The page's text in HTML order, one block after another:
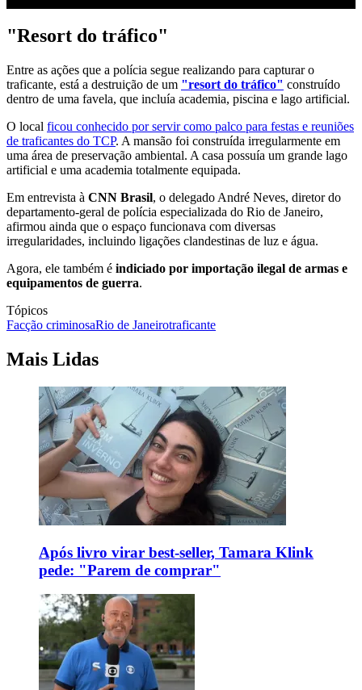
"Resort do tráfico"
Entre as ações que a polícia segue realizando para capturar o
traficante, está a destruição de um "resort do tráfico" construído
dentro de uma favela, que incluía academia, piscina e lago artificial.
O local ficou conhecido por servir como palco para festas e reuniões
de traficantes do TCP. A mansão foi construída irregularmente em
uma área de preservação ambiental. A casa possuía um grande lago
artificial e uma academia totalmente equipada.
Em entrevista à CNN Brasil, o delegado André Neves, diretor do
departamento-geral de polícia especializada do Rio de Janeiro,
afirmou ainda que o espaço funcionava com diversas
irregularidades, incluindo ligações clandestinas de luz e água.
Agora, ele também é indiciado por importação ilegal de armas e
equipamentos de guerra.
Tópicos
Facção criminosaRio de Janeirotraficante
Mais Lidas
Após livro virar best-seller, Tamara Klink
pede: "Parem de comprar"